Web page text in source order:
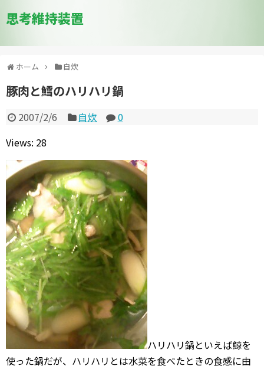
思考維持装置
ホーム 自炊
豚肉と鱈のハリハリ鍋
2007/2/6 自炊
0
Views: 28
ハリハリ鍋といえば鯨を
使った鍋だが、ハリハリとは水菜を食べたときの食感に由